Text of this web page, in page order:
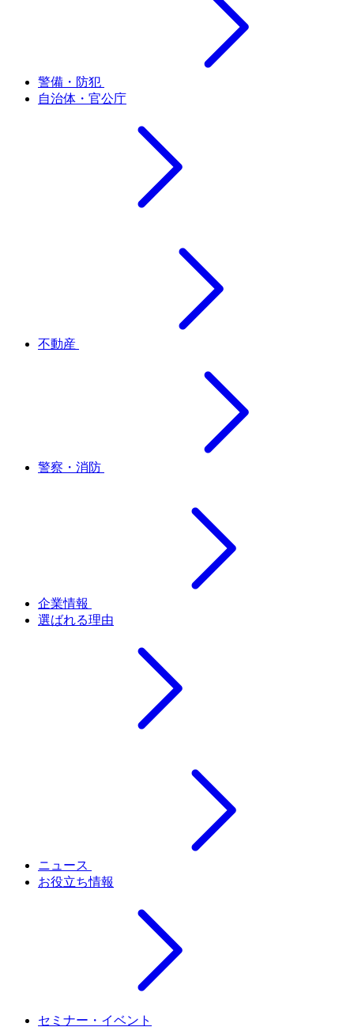
警備・防犯
自治体・官公庁
不動産
警察・消防
企業情報
選ばれる理由
ニュース
お役立ち情報
セミナー・イベント